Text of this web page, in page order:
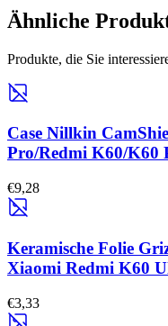
Ähnliche
Produkte, die Sie
Case Nillkin
Pro/Redmi K60/K60
€9,28
Keramische Folie
Xiaomi Redmi K60
€3,33